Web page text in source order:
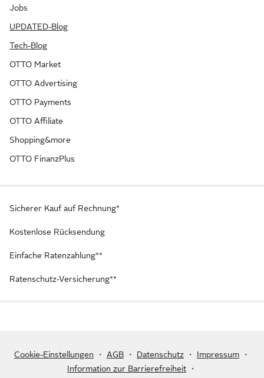
Jobs
UPDATED-Blog
Tech-Blog
OTTO Market
OTTO Advertising
OTTO Payments
OTTO Affiliate
Shopping&more
OTTO FinanzPlus
Sicherer Kauf auf Rechnung*
Kostenlose Rücksendung
Einfache Ratenzahlung**
Ratenschutz-Versicherung**
Cookie-Einstellungen ・ AGB ・ Datenschutz ・ Impressum
・
Information zur Barrierefreiheit
・